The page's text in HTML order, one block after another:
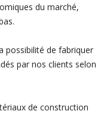
du marché,
de fabriquer
par nos clients selon
de construction